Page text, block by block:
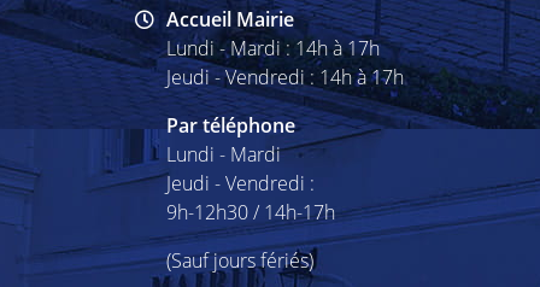
Accueil Mairie
Lundi - Mardi : 14h à 17h
Jeudi - Vendredi : 14h à 17h
Par téléphone
Lundi - Mardi
Jeudi - Vendredi :
9h-12h30 / 14h-17h
(Sauf jours fériés)